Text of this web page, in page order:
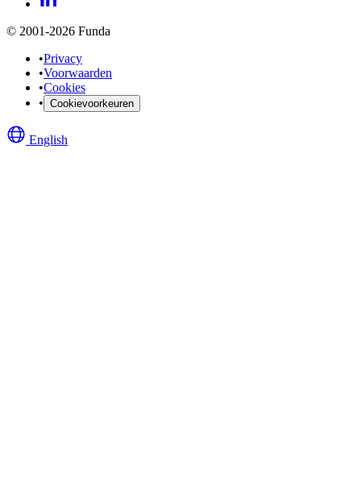
© 2001-2026 Funda
•Privacy
•Voorwaarden
•Cookies
• Cookievoorkeuren
English